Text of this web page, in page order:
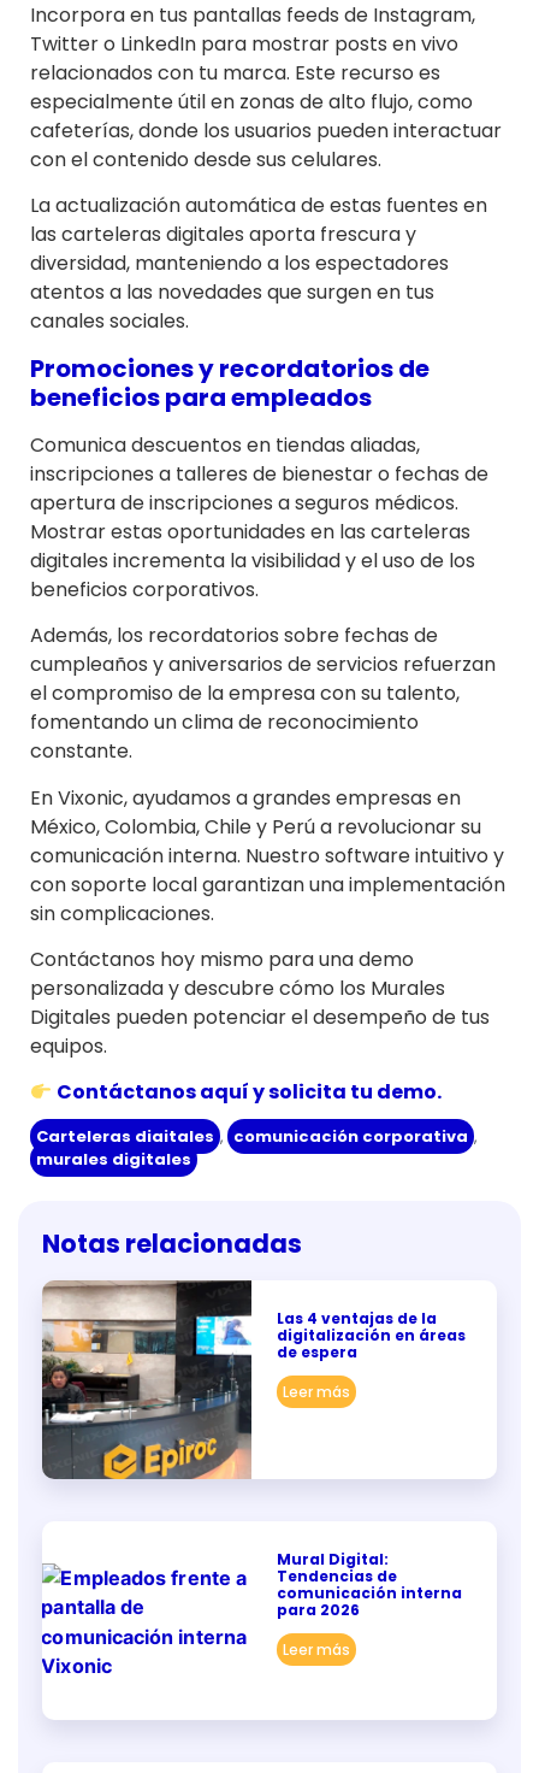
Incorpora en tus pantallas feeds de Instagram,
Twitter o LinkedIn para mostrar posts en vivo
relacionados con tu marca. Este recurso es
especialmente útil en zonas de alto flujo, como
cafeterías, donde los usuarios pueden interactuar
con el contenido desde sus celulares.
La actualización automática de estas fuentes en
las carteleras digitales aporta frescura y
diversidad, manteniendo a los espectadores
atentos a las novedades que surgen en tus
canales sociales.
Promociones y recordatorios de
beneficios para empleados
Comunica descuentos en tiendas aliadas,
inscripciones a talleres de bienestar o fechas de
apertura de inscripciones a seguros médicos.
Mostrar estas oportunidades en las carteleras
digitales incrementa la visibilidad y el uso de los
beneficios corporativos.
Además, los recordatorios sobre fechas de
cumpleaños y aniversarios de servicios refuerzan
el compromiso de la empresa con su talento,
fomentando un clima de reconocimiento
constante.
En Vixonic, ayudamos a grandes empresas en
México, Colombia, Chile y Perú a revolucionar su
comunicación interna. Nuestro software intuitivo y
con soporte local garantizan una implementación
sin complicaciones.
Contáctanos hoy mismo para una demo
personalizada y descubre cómo los Murales
Digitales pueden potenciar el desempeño de tus
equipos.
Contáctanos aquí y solicita tu demo.
Carteleras digitales , comunicación corporativa ,
murales digitales
Notas relacionadas
Las 4 ventajas de la
digitalización en áreas
de espera
Leer más
Mural Digital:
Tendencias de
comunicación interna
para 2026
Leer más